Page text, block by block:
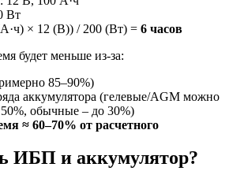
Вт
× 12 (В)) / 200 (Вт) = 6 часов
будет меньше из-за:
85–90%)
аккумулятора (гелевые/AGM можно
50%, обычные – до 30%)
≈ 60–70% от расчетного
ИБП и аккумулятор?